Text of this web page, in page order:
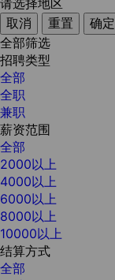
取消
重置
确定
全部筛选
招聘类型
全部
全职
兼职
薪资范围
全部
2000以上
4000以上
6000以上
8000以上
10000以上
结算方式
全部